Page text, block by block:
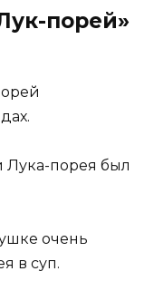
порей»
Лука-порея был
очень
в суп.